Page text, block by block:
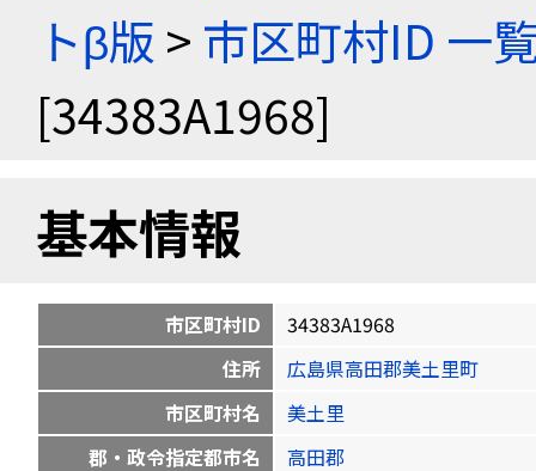
トβ版 > 市区町村ID 一
[34383A1968]
基本情報
市区町村ID
34383A1968
住所
広島県高田郡美土里町
市区町村名
美土里
郡・政令指定都市名
高田郡